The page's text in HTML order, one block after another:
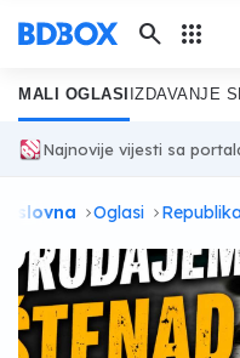
search apps
MALI OGLASI IZDAVANJE
Najnovije vijesti sa
Oglasi